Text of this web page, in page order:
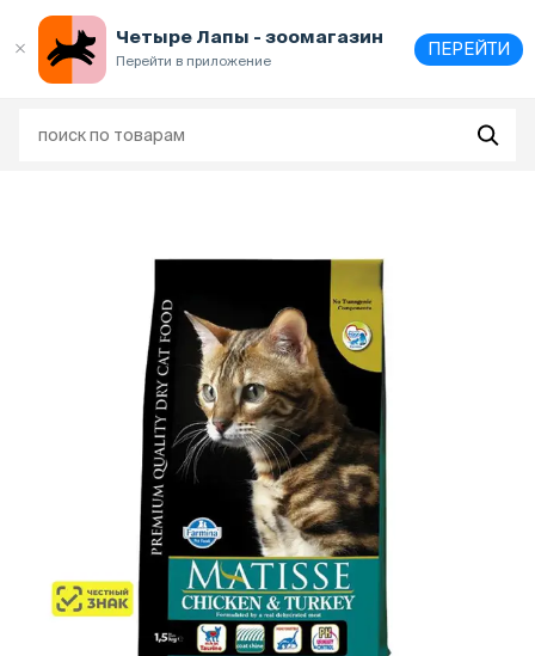
Четыре Лапы - зоомагазин
Перейти в приложение
ПЕРЕЙТИ